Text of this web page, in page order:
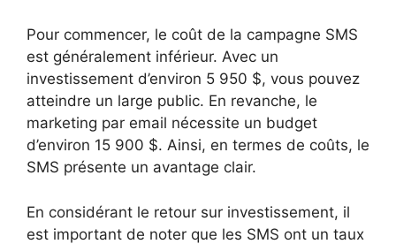
Pour commencer, le coût de la campagne SMS
est généralement inférieur. Avec un
investissement d’environ 5 950 $, vous pouvez
atteindre un large public. En revanche, le
marketing par email nécessite un budget
d’environ 15 900 $. Ainsi, en termes de coûts, le
SMS présente un avantage clair.
En considérant le retour sur investissement, il
est important de noter que les SMS ont un taux